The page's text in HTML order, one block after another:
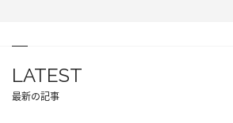
LATEST
最新の記事